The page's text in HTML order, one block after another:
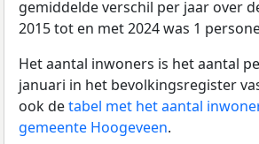
gemiddelde verschil per jaar over
2015 tot en met 2024 was 1
Het aantal inwoners is het aantal
januari in het bevolkingsregister
ook detabel met het aantal
gemeente Hoogeveen.